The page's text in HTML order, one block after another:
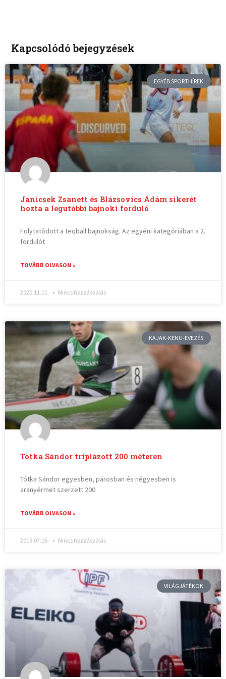
Kapcsolódó bejegyzések
EGYÉB SPORTHÍREK
Janicsek Zsanett és Blázsovics Ádám sikerét
hozta a legutóbbi bajnoki forduló
Folytatódott a teqball bajnokság. Az egyéni kategóriában a 2.
fordulót
TOVÁBB OLVASOM »
2020.11.11. Nincs hozzászólás
KAJAK-KENU-EVEZÉS
Tótka Sándor triplázott 200 méteren
Tótka Sándor egyesben, párosban és négyesben is
aranyérmet szerzett 200
TOVÁBB OLVASOM »
2016.07.16. Nincs hozzászólás
VILÁGJÁTÉKOK